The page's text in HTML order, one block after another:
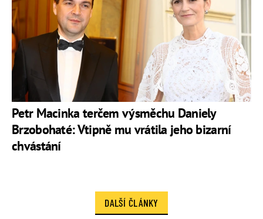
Petr Macinka terčem výsměchu Daniely
Brzobohaté: Vtipně mu vrátila jeho bizarní
chvástání
DALŠÍ ČLÁNKY